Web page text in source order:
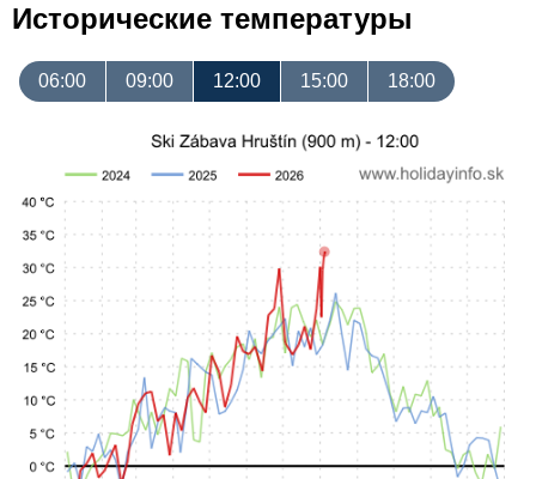
Исторические температуры
06:00 09:00 12:00 15:00 18:00